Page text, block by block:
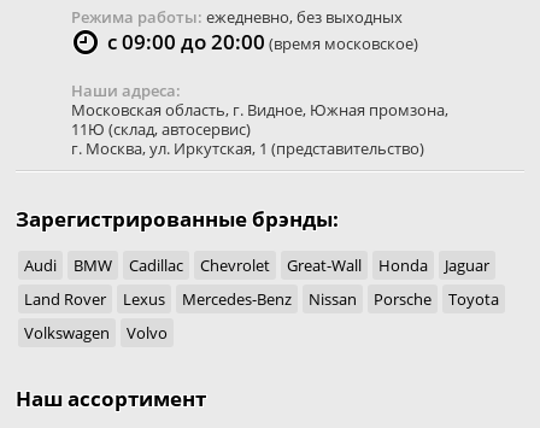
Режима работы: ежедневно, без выходных
с 09:00 до 20:00 (время московское)
Наши адреса:
Московская область, г. Видное, Южная промзона,
11Ю (склад, автосервис)
г. Москва,ул. Иркутская, 1 (представительство)
Зарегистрированные брэнды:
Audi BMW Cadillac Chevrolet Great-Wall Honda
Jaguar
Land Rover
Lexus Mercedes-Benz Nissan Porsche
Toyota
Volkswagen
Volvo
Наш ассортимент